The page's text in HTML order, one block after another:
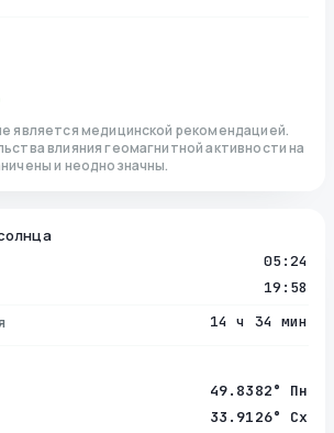
является медицинской рекомендацией.
влияния геомагнитной активности на
и неоднозначны.
05:24
19:58
14 ч 34 мин
49.8382° Пн
33.9126° Сх